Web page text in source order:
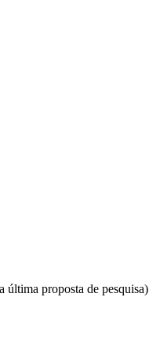
proposta de pesquisa)